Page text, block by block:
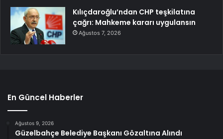
Kılıçdaroğlu’ndan CHP teşkilatına
çağrı: Mahkeme kararı uygulansın
Ağustos 7, 2026
En Güncel Haberler
Ağustos 9, 2026
Güzelbahçe Belediye Başkanı Gözaltına Alındı